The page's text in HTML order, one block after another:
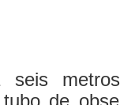
seis
de